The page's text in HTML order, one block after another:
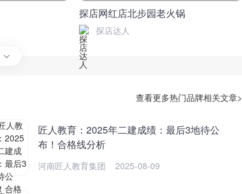
探店网红店北步园老火锅
探店达人
查看更多热门品牌相关文章>
匠人教育：2025年二建成绩：最后3地待公
布！合格线分析
河南匠人教育集团 2025-08-09